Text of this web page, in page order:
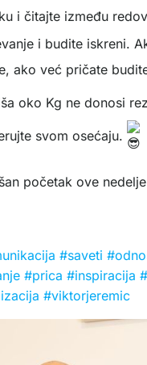
i čitajte između
i budite iskreni.
ako već pričate
oko Kg ne donosi
svom osećaju.
početak ove
#saveti
#prica #inspiracija
#viktorjeremic